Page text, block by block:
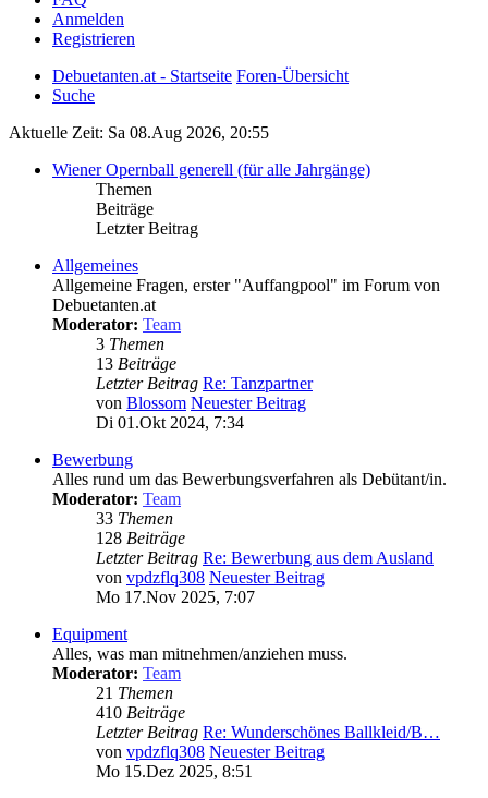
Anmelden
Registrieren
Debuetanten.at - Startseite Foren-Übersicht
Suche
Aktuelle Zeit: Sa 08.Aug 2026, 20:55
Wiener Opernball generell (für alle Jahrgänge)
Themen
Beiträge
Letzter Beitrag
Allgemeines
Allgemeine Fragen, erster "Auffangpool" im Forum von
Debuetanten.at
Moderator: Team
3 Themen
13 Beiträge
Letzter Beitrag Re: Tanzpartner
von Blossom Neuester Beitrag
Di 01.Okt 2024, 7:34
Bewerbung
Alles rund um das Bewerbungsverfahren als Debütant/in.
Moderator: Team
33 Themen
128 Beiträge
Letzter Beitrag Re: Bewerbung aus dem Ausland
von vpdzflq308 Neuester Beitrag
Mo 17.Nov 2025, 7:07
Equipment
Alles, was man mitnehmen/anziehen muss.
Moderator: Team
21 Themen
410 Beiträge
Letzter Beitrag Re: Wunderschönes Ballkleid/B…
von vpdzflq308 Neuester Beitrag
Mo 15.Dez 2025, 8:51